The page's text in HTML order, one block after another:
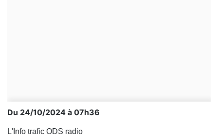
Du 24/10/2024 à 07h36
L'Info trafic ODS radio